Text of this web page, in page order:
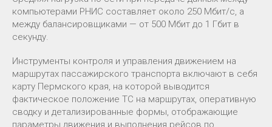
компьютерами РНИС составляет около 250 Мбит/с, а
между балансировщиками — от 500 Мбит до 1 Гбит в
секунду.
Инструменты контроля и управления движением на
маршрутах пассажирского транспорта включают в себя
карту Пермского края, на которой выводится
фактическое положение ТС на маршрутах, оперативную
сводку и детализированные формы, отображающие